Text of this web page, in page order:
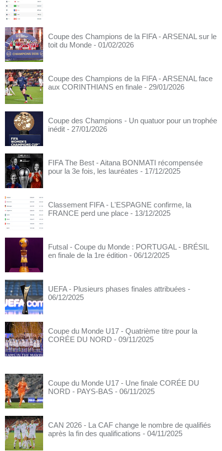
Coupe des Champions de la FIFA - ARSENAL sur le
toit du Monde - 01/02/2026
Coupe des Champions de la FIFA - ARSENAL face
aux CORINTHIANS en finale - 29/01/2026
Coupe des Champions - Un quatuor pour un trophée
inédit - 27/01/2026
FIFA The Best - Aitana BONMATI récompensée
pour la 3e fois, les lauréates - 17/12/2025
Classement FIFA - L'ESPAGNE confirme, la
FRANCE perd une place - 13/12/2025
Futsal - Coupe du Monde : PORTUGAL - BRÉSIL
en finale de la 1re édition - 06/12/2025
UEFA - Plusieurs phases finales attribuées -
06/12/2025
Coupe du Monde U17 - Quatrième titre pour la
CORÉE DU NORD - 09/11/2025
Coupe du Monde U17 - Une finale CORÉE DU
NORD - PAYS-BAS - 06/11/2025
CAN 2026 - La CAF change le nombre de qualifiés
après la fin des qualifications - 04/11/2025